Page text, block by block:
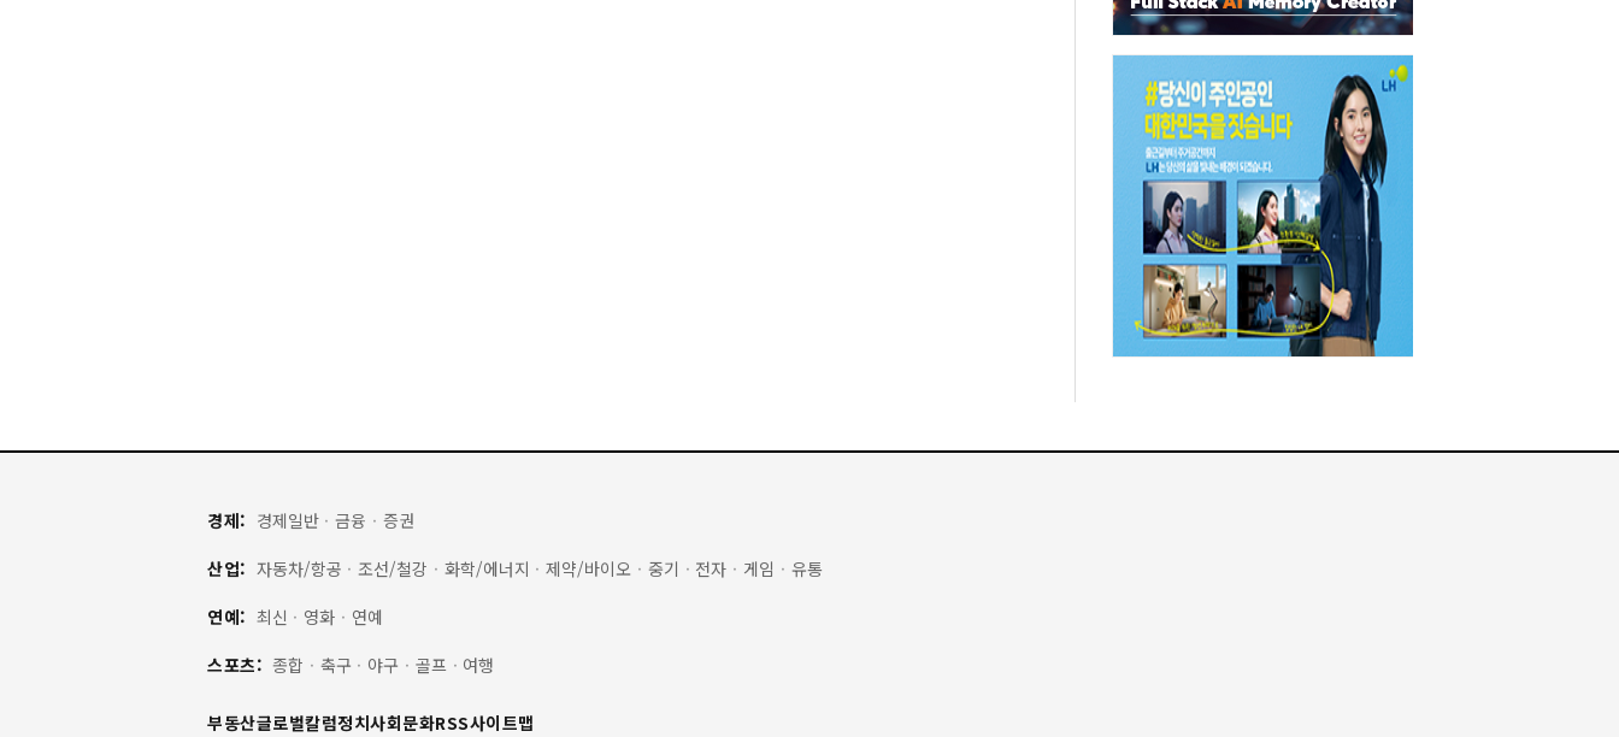
경제: 경제일반 · 금융 · 증권
산업: 자동차/항공 · 조선/철강 · 화학/에너지 · 제약/바이오 · 중기 · 전자 · 게임 · 유통
연예: 최신 · 영화 · 연예
스포츠: 종합 · 축구 · 야구 · 골프 · 여행
부동산글로벌칼럼정치사회문화RSS사이트맵